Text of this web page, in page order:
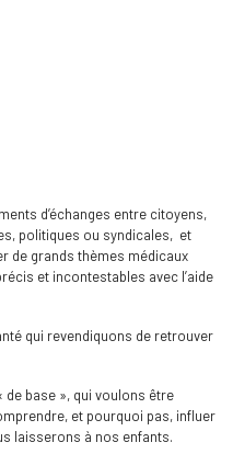
d’échanges entre citoyens,
politiques ou syndicales, et
de grands thèmes médicaux
et incontestables avec l’aide
qui revendiquons de retrouver
de base », qui voulons être
et pourquoi pas, influer
laisserons à nos enfants.